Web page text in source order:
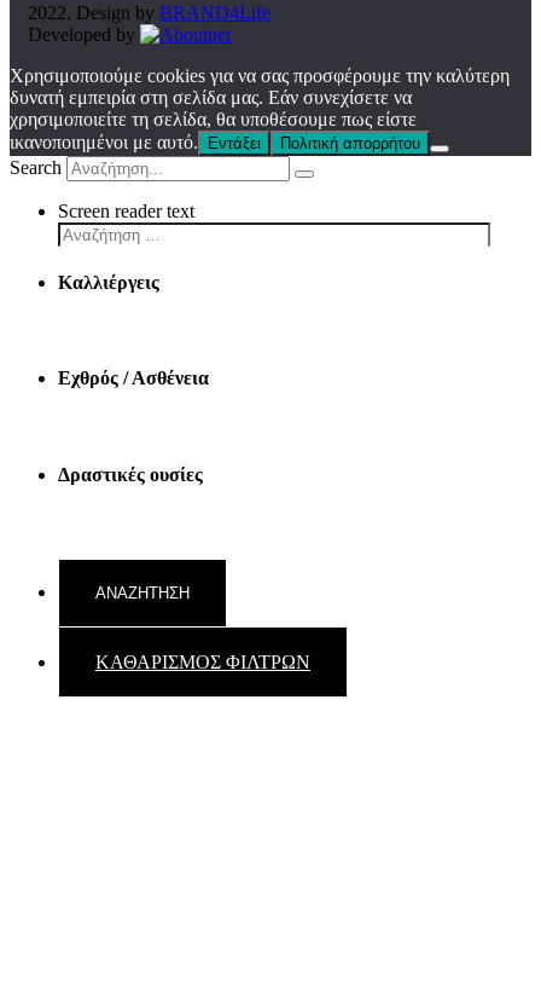
2022. Design by BRAND4Life
Developed by
Χρησιμοποιούμε cookies για να σας προσφέρουμε την καλύτερη
δυνατή εμπειρία στη σελίδα μας. Εάν συνεχίσετε να
χρησιμοποιείτε τη σελίδα, θα υποθέσουμε πως είστε
ικανοποιημένοι με αυτό.
Εντάξει Πολιτική απορρήτου
Search
Screen reader text
Καλλιέργεις
Εχθρός / Ασθένεια
Δραστικές ουσίες
ΚΑΘΑΡΙΣΜΟΣ ΦΙΛΤΡΩΝ